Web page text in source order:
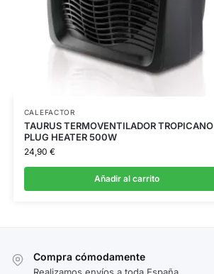
CALEFACTOR
TAURUS TERMOVENTILADOR TROPICANO
PLUG HEATER 500W
24,90 €
Añadir al carrito
Compra cómodamente
Realizamos envíos a toda España